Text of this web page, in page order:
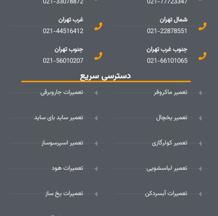
شمال تهران
021-22878551
جنوب غرب تهران
021-66101065
غرب تهران
021-44516412
جنوب تهران
021-56010207
دسترسی سریع
تعمیر ماکروفر
تعمیر یخچال
تعمیر کولرگازی
تعمیر لباسشویی
تعمیرات آبسردکن
تعمیرات جاروبرقی
تعمیر ساید بای ساید
تعمیر اسپرسوساز
تعمیرات هود
تعمیرات یخ ساز